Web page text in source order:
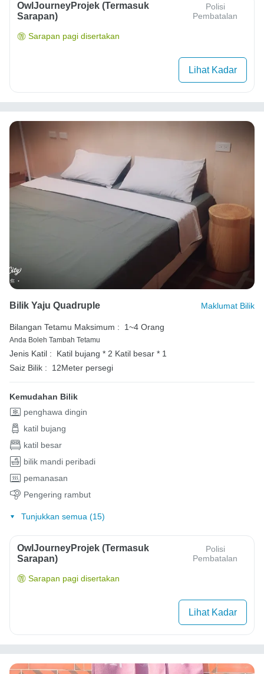
OwlJourneyProjek (Termasuk
Sarapan)
Polisi
Pembatalan
Sarapan pagi disertakan
Lihat Kadar
Bilik Yaju Quadruple Maklumat Bilik
Bilangan Tetamu Maksimum : 1~4 Orang
Anda Boleh Tambah Tetamu
Jenis Katil : Katil bujang * 2 Katil besar * 1
Saiz Bilik :
12Meter persegi
Kemudahan Bilik
penghawa dingin
katil bujang
katil besar
bilik mandi peribadi
pemanasan
Pengering rambut
Tunjukkan semua (15)
OwlJourneyProjek (Termasuk
Sarapan)
Polisi
Pembatalan
Sarapan pagi disertakan
Lihat Kadar